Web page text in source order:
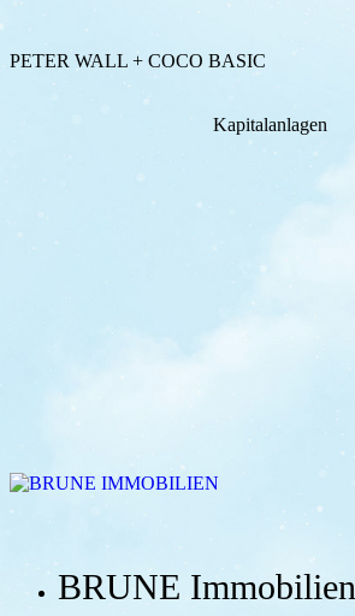
PETER WALL + COCO BASIC
Kapitalanlagen
BRUNE Immobilien